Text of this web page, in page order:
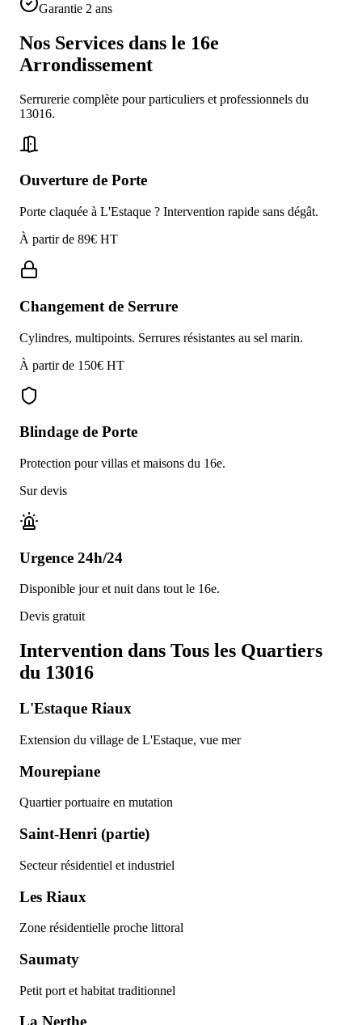
Garantie 2 ans
Nos Services dans le 16e
Arrondissement
Serrurerie complète pour particuliers et professionnels du
13016.
Ouverture de Porte
Porte claquée à L'Estaque ? Intervention rapide sans dégât.
À partir de 89€ HT
Changement de Serrure
Cylindres, multipoints. Serrures résistantes au sel marin.
À partir de 150€ HT
Blindage de Porte
Protection pour villas et maisons du 16e.
Sur devis
Urgence 24h/24
Disponible jour et nuit dans tout le 16e.
Devis gratuit
Intervention dans Tous les Quartiers
du 13016
L'Estaque Riaux
Extension du village de L'Estaque, vue mer
Mourepiane
Quartier portuaire en mutation
Saint-Henri (partie)
Secteur résidentiel et industriel
Les Riaux
Zone résidentielle proche littoral
Saumaty
Petit port et habitat traditionnel